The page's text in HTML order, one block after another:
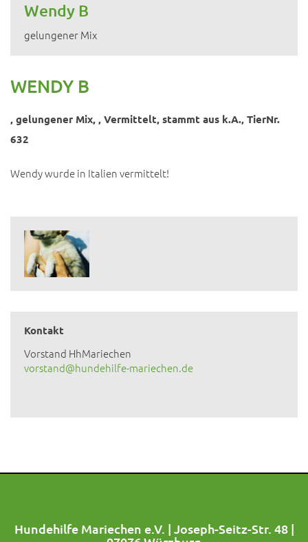
Wendy B
gelungener Mix
WENDY B
, gelungener Mix, , Vermittelt, stammt aus k.A., TierNr.
632
Wendy wurde in Italien vermittelt!
Kontakt
Vorstand HhMariechen
vorstand@hundehilfe-mariechen.de
Hundehilfe Mariechen e.V. | Joseph-Seitz-Str. 48 |